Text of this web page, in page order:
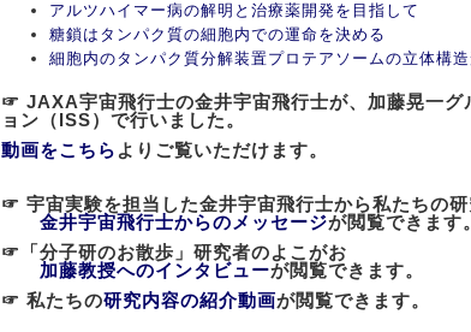
アルツハイマー病の解明と治療薬開発を目指して
糖鎖はタンパク質の細胞内での運命を決める
細胞内のタンパク質分解装置プロテアソームの立体構
☞ JAXA宇宙飛行士の金井宇宙飛行士が、加藤晃一グ
ョン（ISS）で行いました。
動画をこちら よりご覧いただけます。
☞ 宇宙実験を担当した金井宇宙飛行士から私たちの
金井宇宙飛行士からのメッセージが閲覧できます。
☞「分子研のお散歩」研究者のよこがお
加藤教授へのインタビューが閲覧できます。
☞ 私たちの研究内容の紹介動画が閲覧できます。